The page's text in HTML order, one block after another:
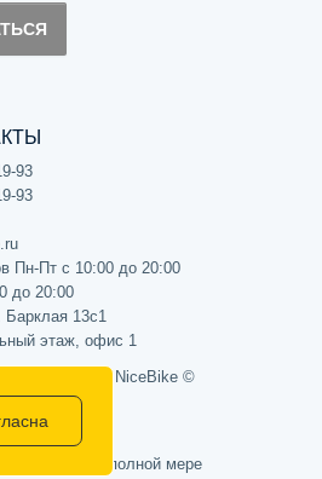
93
93
Пн-Пт с 10:00 до 20:00
до 20:00
Барклая 13с1
этаж, офис 1
магазин NiceBike ©
и не может в полной мере